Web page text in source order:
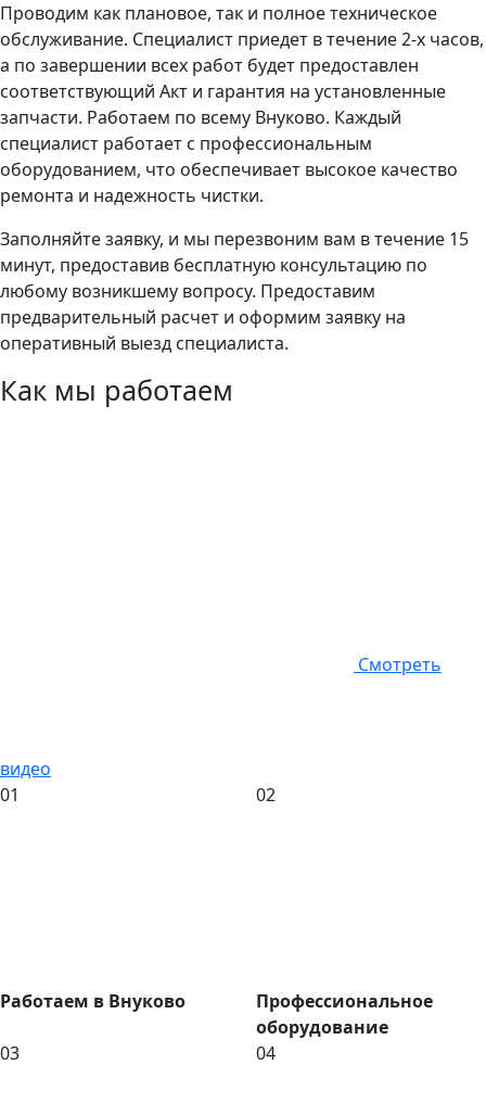
Проводим как плановое, так и полное техническое
обслуживание. Специалист приедет в течение 2-х часов,
а по завершении всех работ будет предоставлен
соответствующий Акт и гарантия на установленные
запчасти. Работаем по всему Внуково. Каждый
специалист работает с профессиональным
оборудованием, что обеспечивает высокое качество
ремонта и надежность чистки.
Заполняйте заявку, и мы перезвоним вам в течение 15
минут, предоставив бесплатную консультацию по
любому возникшему вопросу. Предоставим
предварительный расчет и оформим заявку на
оперативный выезд специалиста.
Как мы работаем
Смотреть
видео
01
Работаем в Внуково
02
Профессиональное
оборудование
03
04